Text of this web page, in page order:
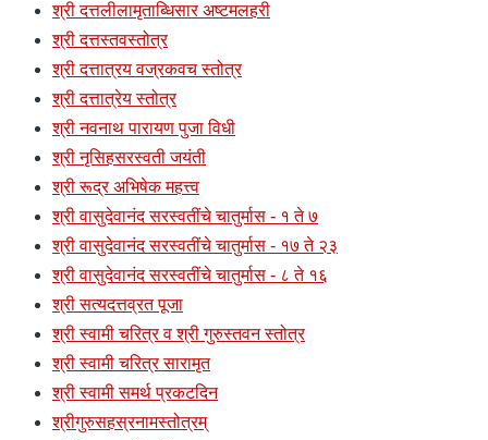
श्री दत्तलीलामृताब्धिसार अष्टमलहरी
श्री दत्तस्तवस्तोत्र
श्री दत्तात्रय वज्रकवच स्तोत्र
श्री दत्तात्रेय स्तोत्र
श्री नवनाथ पारायण पुजा विधी
श्री नृसिहसरस्वती जयंती
श्री रूद्र अभिषेक महत्त्व
श्री वासुदेवानंद सरस्वतींचे चातुर्मास - १ ते ७
श्री वासुदेवानंद सरस्वतींचे चातुर्मास - १७ ते २३
श्री वासुदेवानंद सरस्वतींचे चातुर्मास - ८ ते १६
श्री सत्यदत्तव्रत पूजा
श्री स्वामी चरित्र व श्री गुरुस्तवन स्तोत्र
श्री स्वामी चरित्र सारामृत
श्री स्वामी समर्थ प्रकटदिन
श्रीगुरुसहस्रनामस्तोत्रम्